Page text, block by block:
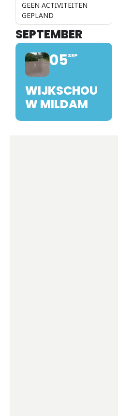
GEEN ACTIVITEITEN
GEPLAND
SEPTEMBER
05SEP
WIJKSCHOU
W MILDAM